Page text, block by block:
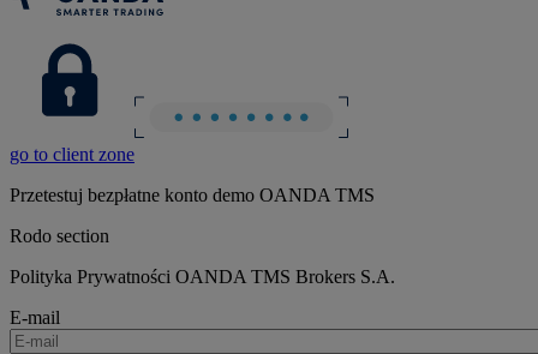
go to client zone
Przetestuj bezpłatne konto demo OANDA TMS
Rodo section
Polityka Prywatności OANDA TMS Brokers S.A.
E-mail